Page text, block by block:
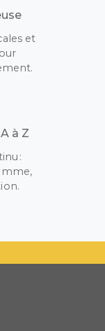
et
à Z
: